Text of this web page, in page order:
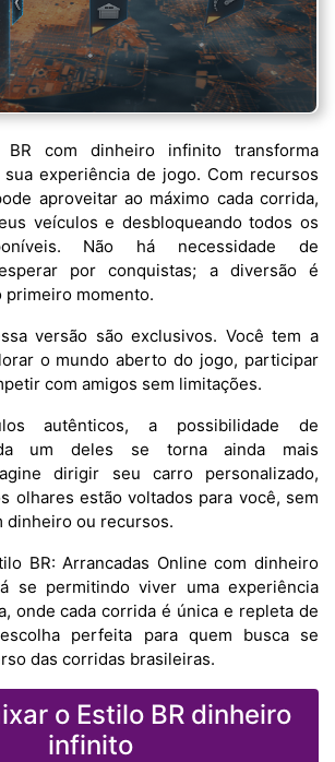
com dinheiro infinito transforma
experiência de jogo. Com recursos
aproveitar ao máximo cada corrida,
veículos e desbloqueando todos os
Não há necessidade de
por conquistas; a diversão é
primeiro momento.
versão são exclusivos. Você tem a
o mundo aberto do jogo, participar
com amigos sem limitações.
autênticos, a possibilidade de
um deles se torna ainda mais
dirigir seu carro personalizado,
olhares estão voltados para você, sem
dinheiro ou recursos.
BR: Arrancadas Online com dinheiro
se permitindo viver uma experiência
onde cada corrida é única e repleta de
perfeita para quem busca se
das corridas brasileiras.
o Estilo BR dinheiro
infinito